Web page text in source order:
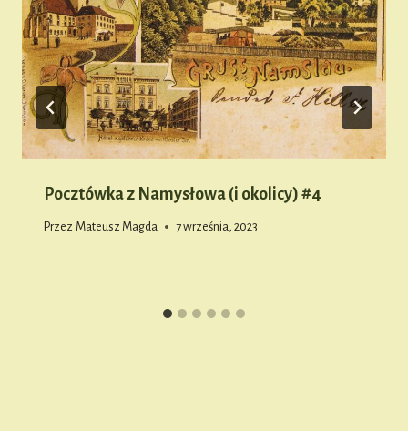
Pocztówka z Namysłowa (i okolicy) #4
Przez Mateusz Magda 7 września, 2023